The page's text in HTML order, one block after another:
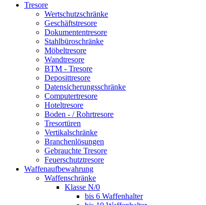
Tresore
Wertschutzschränke
Geschäftstresore
Dokumententresore
Stahlbüroschränke
Möbeltresore
Wandtresore
BTM - Tresore
Deposittresore
Datensicherungsschränke
Computertresore
Hoteltresore
Boden - / Rohrtresore
Tresortüren
Vertikalschränke
Branchenlösungen
Gebrauchte Tresore
Feuerschutztresore
Waffenaufbewahrung
Waffenschränke
Klasse N/0
bis 6 Waffenhalter